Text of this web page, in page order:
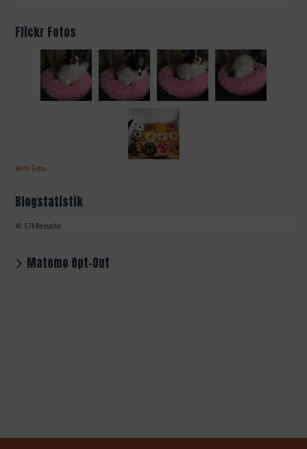
Flickr Fotos
Mehr Fotos
Blogstatistik
40.574 Besuche
Matomo Opt-Out